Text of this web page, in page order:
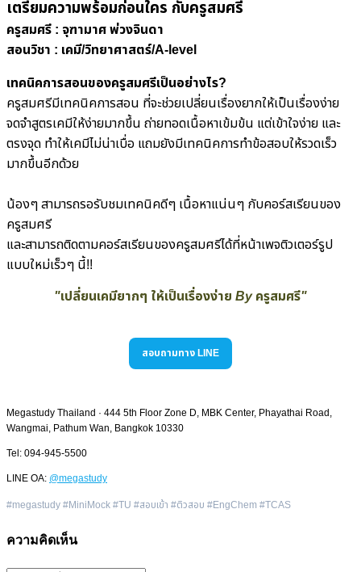
เตรียมความพร้อมก่อนใคร กับครูสมศรี
ครูสมศรี : จุฑามาศ พ่วงจินดา
สอนวิชา : เคมี/วิทยาศาสตร์/A-level​
เทคนิคการสอนของครูสมศรีเป็นอย่างไร?
ครูสมศรีมีเทคนิคการสอน ที่จะช่วยเปลี่ยนเรื่องยากให้เป็นเรื่องง่าย
จดจำสูตรเคมีให้ง่ายมากขึ้น ถ่ายทอดเนื้อหาเข้มข้น แต่เข้าใจง่าย และ
ตรงจุด ทำให้เคมีไม่น่าเบื่อ แถมยังมีเทคนิคการทำข้อสอบให้รวดเร็ว
มากขึ้นอีกด้วย
น้องๆ สามารถรอรับชมเทคนิคดีๆ เนื้อหาแน่นๆ กับคอร์สเรียนของ
ครูสมศรี
และสามารถติดตามคอร์สเรียนของครูสมศรีได้ที่หน้าเพจติวเตอร์รูป
แบบใหม่เร็วๆ นี้!!
"เปลี่ยนเคมียากๆ ให้เป็นเรื่องง่าย By ครูสมศรี"
สอบถามทาง LINE
Megastudy Thailand · 444 5th Floor Zone D, MBK Center, Phayathai Road,
Wangmai, Pathum Wan, Bangkok 10330
Tel: 094-945-5500
LINE OA: @megastudy
#megastudy #MiniMock #TU #สอบเข้า #ติวสอบ #EngChem #TCAS
ความคิดเห็น